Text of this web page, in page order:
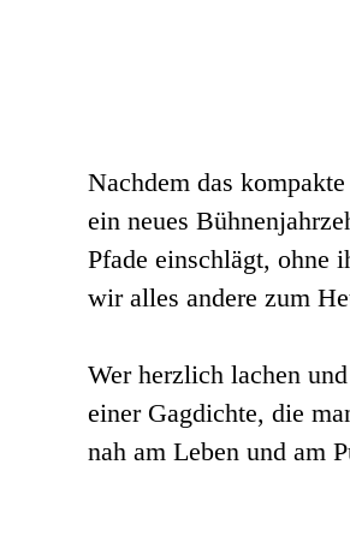
Nachdem das
ein neues
Pfade einschlägt, ohne
wir alles andere zum
Wer herzlich lachen
einer Gagdichte, die
nah am Leben und am